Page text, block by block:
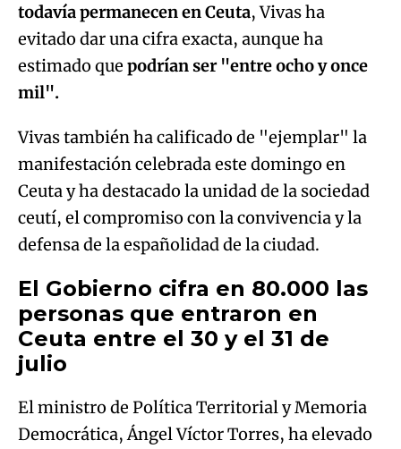
Try again
todavía permanecen en Ceuta, Vivas ha
evitado dar una cifra exacta, aunque ha
estimado que podrían ser "entre ocho y once
mil".
Vivas también ha calificado de "ejemplar" la
manifestación celebrada este domingo en
Ceuta y ha destacado la unidad de la sociedad
ceutí, el compromiso con la convivencia y la
defensa de la españolidad de la ciudad.
El Gobierno cifra en 80.000 las
personas que entraron en
Ceuta entre el 30 y el 31 de
julio
El ministro de Política Territorial y Memoria
Democrática, Ángel Víctor Torres, ha elevado